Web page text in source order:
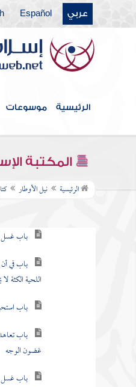
عربي Español
الرئيسية موسوعات
المكتبة
الرئيسية نيل الأوطار
باب
غسل الوجه
باب
اللحية الكثة
غضون الوجه
وإطالة الغرة